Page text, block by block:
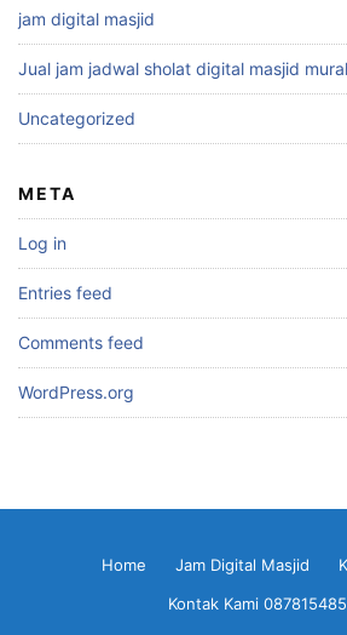
jam digital masjid
Jual jam jadwal sholat digital masjid
Uncategorized
META
Log in
Entries feed
Comments feed
WordPress.org
Home Jam Digital Masjid
Kontak Kami